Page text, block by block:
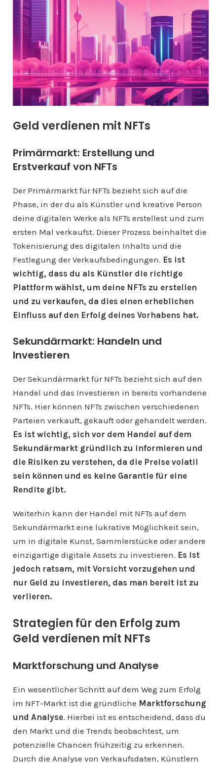
Geld verdienen mit NFTs
Primärmarkt: Erstellung und
Erstverkauf von NFTs
Der Primärmarkt für NFTs bezieht sich auf die
Phase, in der du als Künstler und kreative Person
deine digitalen Werke als NFTs erstellest und zum
ersten Mal verkaufst. Dieser Prozess beinhaltet die
Tokenisierung des digitalen Inhalts und die
Festlegung der Verkaufsbedingungen. Es ist
wichtig, dass du als Künstler die richtige
Plattform wählst, um deine NFTs zu erstellen
und zu verkaufen, da dies einen erheblichen
Einfluss auf den Erfolg deines Vorhabens hat.
Sekundärmarkt: Handeln und
Investieren
Der Sekundärmarkt für NFTs bezieht sich auf den
Handel und das Investieren in bereits vorhandene
NFTs. Hier können NFTs zwischen verschiedenen
Parteien verkauft, gekauft oder gehandelt werden.
Es ist wichtig, sich vor dem Handel auf dem
Sekundärmarkt gründlich zu informieren und
die Risiken zu verstehen, da die Preise volatil
sein können und es keine Garantie für eine
Rendite gibt.
Weiterhin kann der Handel mit NFTs auf dem
Sekundärmarkt eine lukrative Möglichkeit sein,
um in digitale Kunst, Sammlerstücke oder andere
einzigartige digitale Assets zu investieren. Es ist
jedoch ratsam, mit Vorsicht vorzugehen und
nur Geld zu investieren, das man bereit ist zu
verlieren.
Strategien für den Erfolg zum
Geld verdienen mit NFTs
Marktforschung und Analyse
Ein wesentlicher Schritt auf dem Weg zum Erfolg
im NFT-Markt ist die gründliche Marktforschung
und Analyse. Hierbei ist es entscheidend, dass du
den Markt und die Trends beobachtest, um
potenzielle Chancen frühzeitig zu erkennen.
Durch die Analyse von Verkaufsdaten, Künstlern